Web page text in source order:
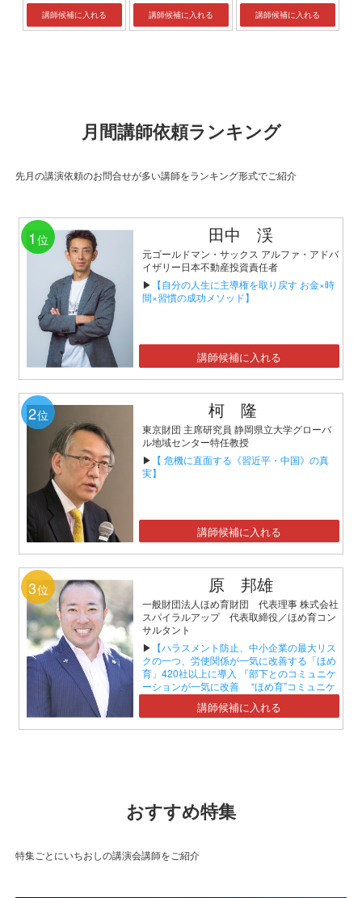
講師候補に入れる 講師候補に入れる 講師候補に入れる
月間講師依頼ランキング
先月の講演依頼のお問合せが多い講師をランキング形式でご紹介
1 位 田中 渓
元ゴールドマン・サックス アルファ・アドバ
イザリー日本不動産投資責任者
▶ 【自分の人生に主導権を取り戻す お金×時
間×習慣の成功メソッド】
講師候補に入れる
2位 柯 隆
東京財団 主席研究員 静岡県立大学グローバ
ル地域センター特任教授
▶ 【 危機に直面する《習近平・中国》の真
実】
講師候補に入れる
3位 原 邦雄
一般財団法人ほめ育財団 代表理事 株式会社
スパイラルアップ 代表取締役／ほめ育コン
サルタント
▶ 【ハラスメント防止、中小企業の最大リス
クの一つ、労使関係が一気に改善する「ほめ
育」420社以上に導入 『部下とのコミュニケ
ーションが一気に改善 “ほめ育”コミュニケ
ーションセミナー』】講師候補に入れる
おすすめ特集
特集ごとにいちおしの講演会講師をご紹介